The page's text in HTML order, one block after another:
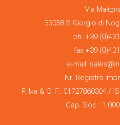
Via
33058 S.Giorgio di
ph. +39
fax +39
e-mail:
Nr. Registro
P. Iva & C. F.: 01727860304 /
Cap. Soc.: